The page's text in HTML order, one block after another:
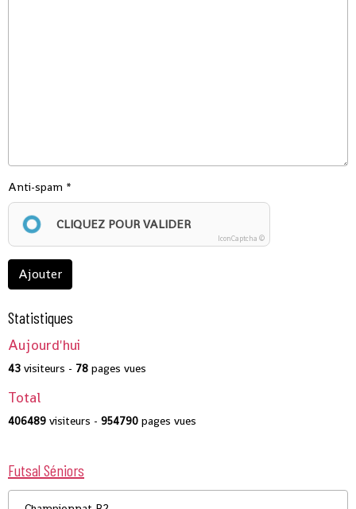
Anti-spam
CLIQUEZ POUR VALIDER
IconCaptcha ©
Ajouter
Statistiques
Aujourd'hui
43 visiteurs - 78 pages vues
Total
406489 visiteurs - 954790 pages vues
Futsal Séniors